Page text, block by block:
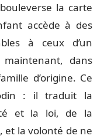
la carte
accède à des
à ceux d’un
dans
d’origine. Ce
: il traduit la
et la loi, de la
et la volonté de ne